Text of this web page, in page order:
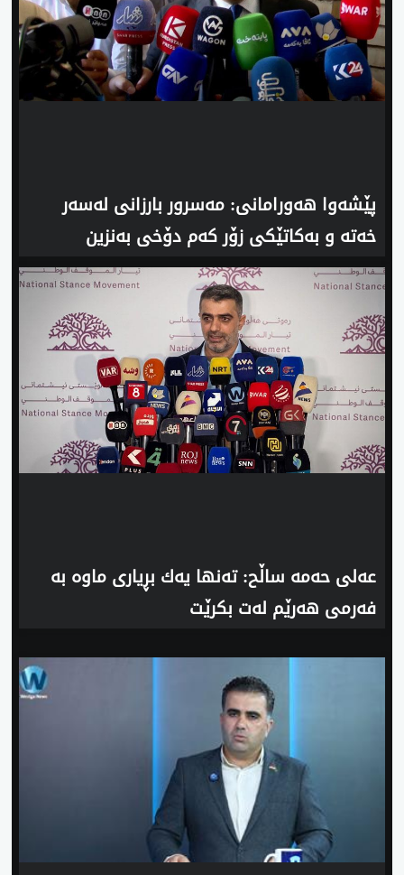
‌پێشه‌وا هه‌ورامانی‌: مه‌سرور بارزانی‌ له‌سه‌ر
خه‌ته‌ و به‌كاتێكی‌ زۆر كه‌م دۆخی‌ به‌نزین
ئاسایی ده‌كه‌ینه‌وه‌
‌عه‌لی‌ حه‌مه‌ ساڵح: ته‌نها یه‌ك بڕیاری ماوه‌ به‌
فه‌رمی‌ هه‌رێم له‌ت بكرێت